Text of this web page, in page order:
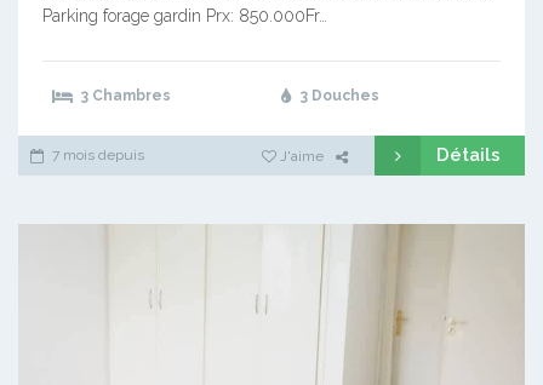
Parking forage gardin Prx: 850.000Fr…
3 Chambres 3 Douches
7 mois depuis J'aime Détails